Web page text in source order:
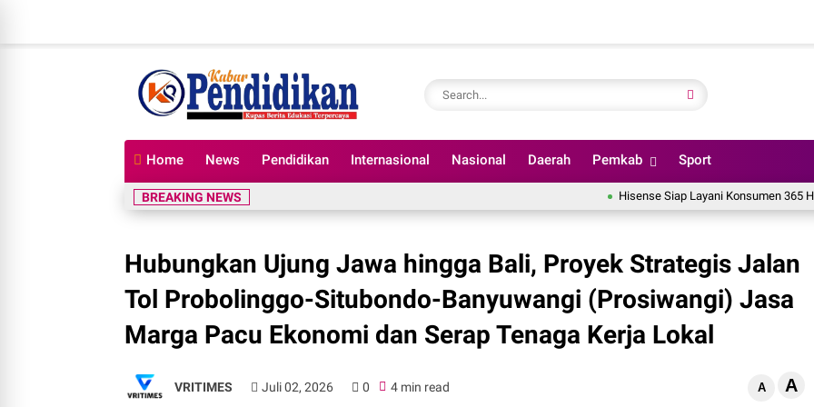
Home News Pendidikan Internasional Nasional Daerah Pemkab Sport
BREAKING NEWS Hisense Siap Layani Konsumen 365 Hari,
Hubungkan Ujung Jawa hingga Bali, Proyek Strategis Jalan
Tol Probolinggo-Situbondo-Banyuwangi (Prosiwangi) Jasa
Marga Pacu Ekonomi dan Serap Tenaga Kerja Lokal
VRITIMES Juli 02, 2026 0 4 min read A A